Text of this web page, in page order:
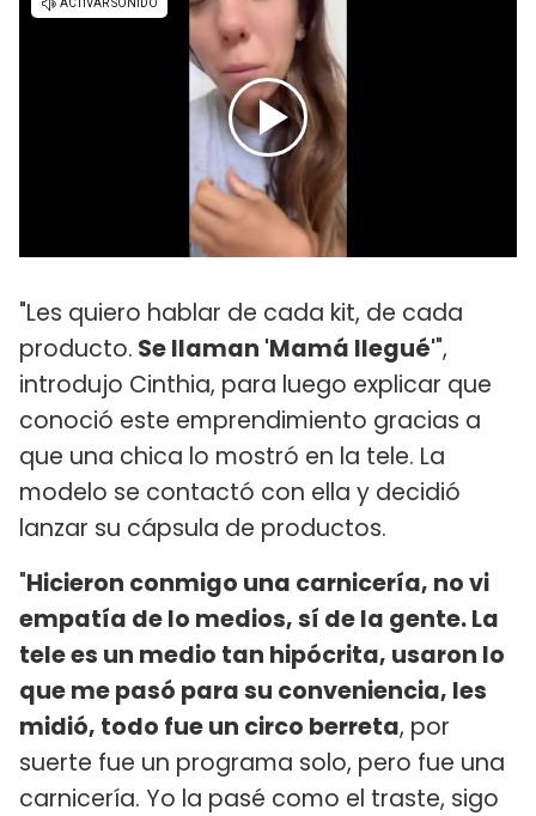
"Les quiero hablar de cada kit, de cada
producto. Se llaman 'Mamá llegué'",
introdujo Cinthia, para luego explicar que
conoció este emprendimiento gracias a
que una chica lo mostró en la tele. La
modelo se contactó con ella y decidió
lanzar su cápsula de productos.
"Hicieron conmigo una carnicería, no vi
empatía de lo medios, sí de la gente. La
tele es un medio tan hipócrita, usaron lo
que me pasó para su conveniencia, les
midió, todo fue un circo berreta, por
suerte fue un programa solo, pero fue una
carnicería. Yo la pasé como el traste, sigo